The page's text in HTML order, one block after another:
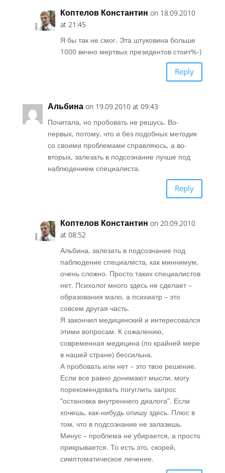
Коптелов Константин on 18.09.2010
at 21:45
Я бы так не смог. Эта штуковина больше
1000 вечно мертвых президентов стоит%-)
Reply
Альбина on 19.09.2010 at 09:43
Почитала, но пробовать не решусь. Во-
первых, потому, что и без подобных методик
со своими проблемами справляюсь, а во-
вторых, залезать в подсознание лучше под
наблюдением специалиста.
Reply
Коптелов Константин on 20.09.2010
at 08:52
Альбина, залезать в подсознание под
паблюдение специалиста, как миннимум,
очень сложно. Просто таких специалистов
нет. Психолог много здесь не сделает –
образования мало, а психиатр – это
совсем другая часть.
Я закончил медицинский и интересовался
этими вопросам. К сожалению,
современная медицина (по крайней мере
в нашей стране) бессильна.
А пробовать или нет – это твое решение.
Если все равно донимают мысли, могу
порекомендовать погуглить запрос
“остановка внутреннего диалога”. Если
хочешь, как-нибудь опишу здесь. Плюс в
том, что в подсознание не залазишь.
Минус – проблема не убирается, а просто
прикрывается. То есть это, скорей,
симптоматическое лечение.